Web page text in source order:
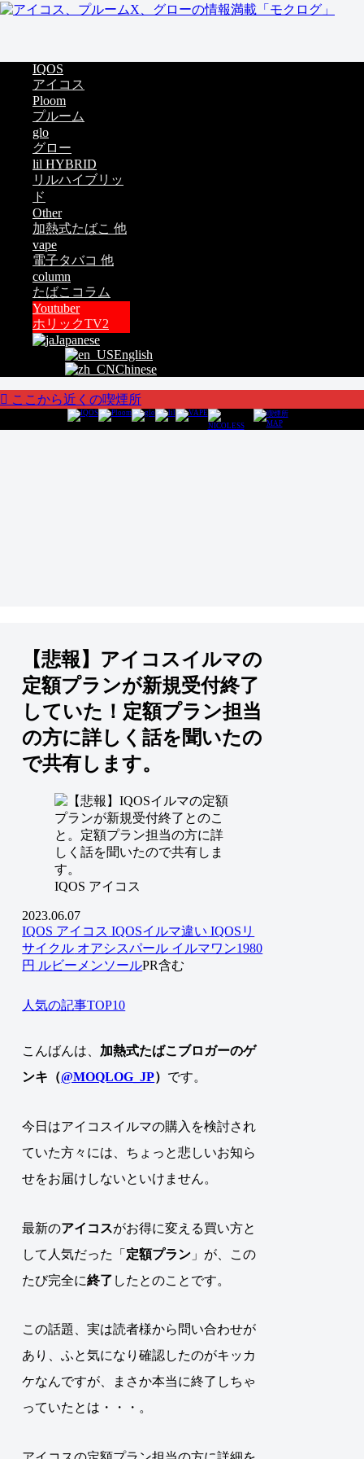
IQOS
アイコス
Ploom
プルーム
glo
グロー
lil HYBRID
リルハイブリッ
ド
Other
加熱式たばこ 他
vape
電子タバコ 他
column
たばこコラム
Youtuber
ホリックTV2
Japanese
English
Chinese
ここから近くの喫煙所
【悲報】アイコスイルマの
定額プランが新規受付終了
していた！定額プラン担当
の方に詳しく話を聞いたの
で共有します。
IQOS アイコス
2023.06.07
IQOS アイコス IQOSイルマ違い IQOSリ
サイクル オアシスパール イルマワン1980
円 ルビーメンソールPR含む
人気の記事TOP10
こんばんは、 加熱式たばこブロガーのゲ
ンキ（@MOQLOG_JP） です。
今日はアイコスイルマの購入を検討され
ていた方々には、ちょっと悲しいお知ら
せをお届けしないといけません。
最新のアイコスがお得に変える買い方と
して人気だった「 定額プラン 」が、この
たび完全に終了 したとのことです。
この話題、実は読者様から問い合わせが
あり、ふと気になり確認したのがキッカ
ケなんですが、まさか本当に終了しちゃ
っていたとは・・・。